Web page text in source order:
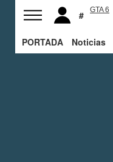
GTA 6
PORTADA Noticias